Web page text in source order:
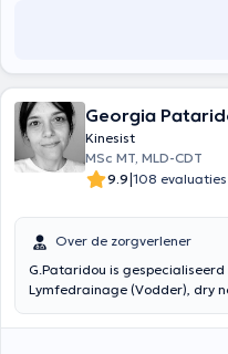
Georgia
Kinesist
MSc MT, MLD-CDT
9.9|108 evaluaties
Over de zorgverlener
G.Pataridou is
Lymfedrainage (Vodder), dry